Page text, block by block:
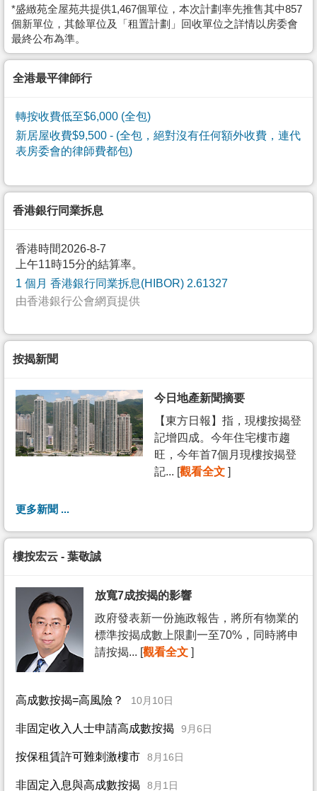
*盛緻苑全屋苑共提供1,467個單位，本次計劃率先推售其中857
個新單位，其餘單位及「租置計劃」回收單位之詳情以房委會
最終公布為準。
全港最平律師行
轉按收費低至$6,000 (全包)
新居屋收費$9,500 - (全包，絕對沒有任何額外收費，連代
表房委會的律師費都包)
香港銀行同業拆息
香港時間2026-8-7
上午11時15分的結算率。
1 個月 香港銀行同業拆息(HIBOR) 2.61327
由香港銀行公會網頁提供
按揭新聞
今日地產新聞摘要
【東方日報】指，現樓按揭登
記增四成。今年住宅樓市趨
旺，今年首7個月現樓按揭登
記... [觀看全文 ]
更多新聞 ...
樓按宏云 - 葉敬誠
放寬7成按揭的影響
政府發表新一份施政報告，將所有物業的
標準按揭成數上限劃一至70%，同時將申
請按揭... [觀看全文 ]
高成數按揭=高風險？ 10月10日
非固定收入人士申請高成數按揭 9月6日
按保租賃許可難刺激樓市 8月16日
非固定入息與高成數按揭 8月1日